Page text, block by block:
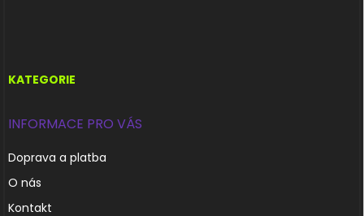
KATEGORIE
INFORMACE PRO VÁS
Doprava a platba
O nás
Kontakt